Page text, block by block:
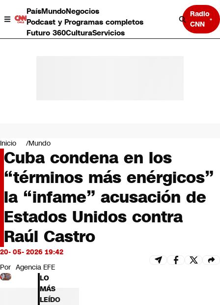
PaísMundoNegocios
Podcast y Programas completos
Futuro 360CulturaServicios
Radio
CNN
Negocios
Deportes
Programas completos
Cultura
Servicios
Bits
CNN tiempo
Futuro 360
Opinión
Inicio Mundo
Cuba condena en los
“términos más enérgicos”
la “infame” acusación de
Estados Unidos contra
Raúl Castro
20- 05- 2026 19:42
Por Agencia EFE
LO
MÁS
LEÍDO